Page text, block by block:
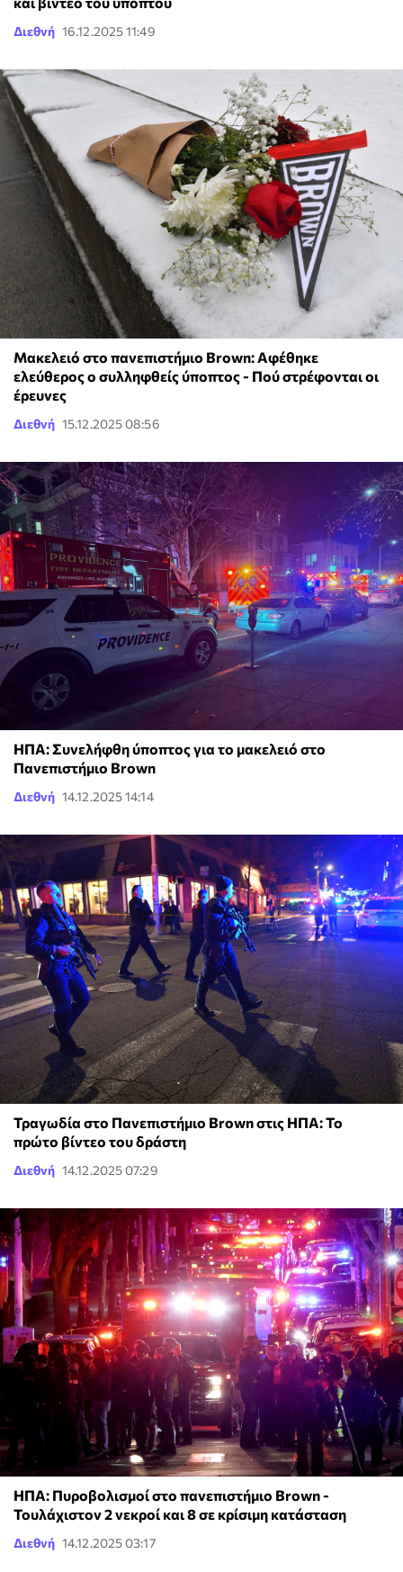
Διεθνή 16.12.2025 11:49
Μακελειό στο πανεπιστήμιο Brown: Αφέθηκε
ελεύθερος ο συλληφθείς ύποπτος - Πού στρέφονται οι
έρευνες
Διεθνή 15.12.2025 08:56
ΗΠΑ: Συνελήφθη ύποπτος για το μακελειό στο
Πανεπιστήμιο Brown
Διεθνή 14.12.2025 14:14
Τραγωδία στο Πανεπιστήμιο Brown στις ΗΠΑ: Το
πρώτο βίντεο του δράστη
Διεθνή 14.12.2025 07:29
ΗΠΑ: Πυροβολισμοί στο πανεπιστήμιο Brown -
Τουλάχιστον 2 νεκροί και 8 σε κρίσιμη κατάσταση
Διεθνή 14.12.2025 03:17